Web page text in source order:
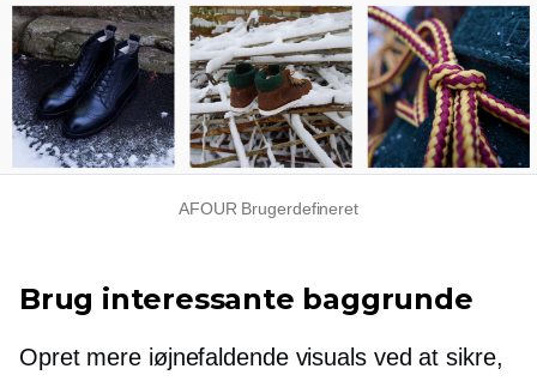
AFOUR Brugerdefineret
Brug interessante baggrunde
Opret mere iøjnefaldendevisuals ved at sikre,